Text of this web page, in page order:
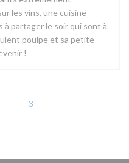
les vins, une cuisine
à partager le soir qui sont à
poulpe et sa petite
!
3